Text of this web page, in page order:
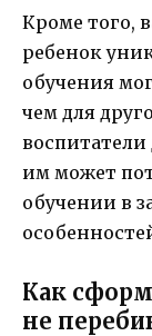
Кроме того,
ребенок
обучения
чем для
им может
обучении в
Как
не